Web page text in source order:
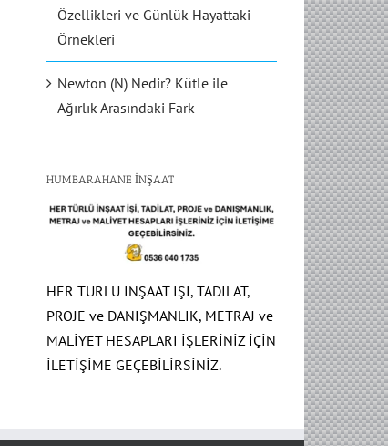
Özellikleri ve Günlük Hayattaki
Örnekleri
Newton (N) Nedir? Kütle ile
Ağırlık Arasındaki Fark
HUMBARAHANE İNŞAAT
HER TÜRLÜ İNŞAAT İŞİ, TADİLAT,
PROJE ve DANIŞMANLIK, METRAJ ve
MALİYET HESAPLARI İŞLERİNİZ İÇİN
İLETİŞİME GEÇEBİLİRSİNİZ.